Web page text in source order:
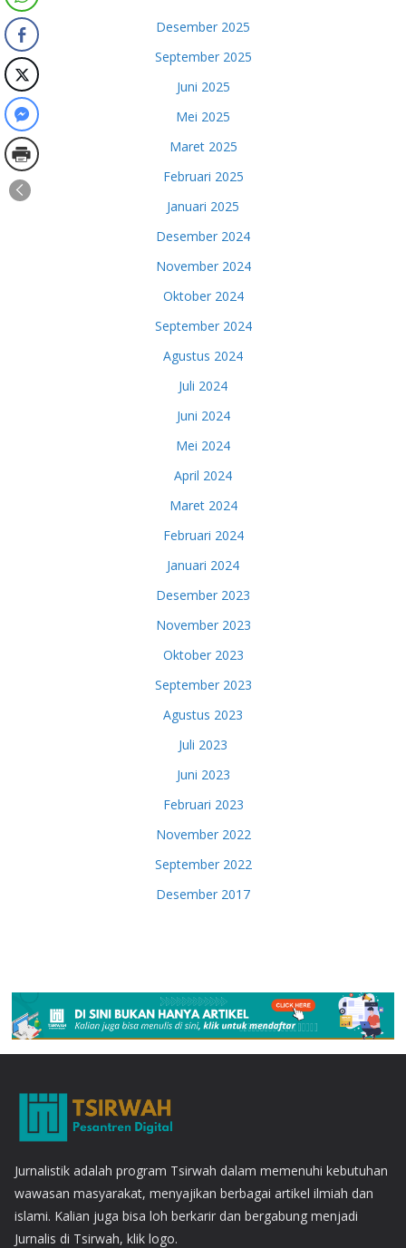
Desember 2025
September 2025
Juni 2025
Mei 2025
Maret 2025
Februari 2025
Januari 2025
Desember 2024
November 2024
Oktober 2024
September 2024
Agustus 2024
Juli 2024
Juni 2024
Mei 2024
April 2024
Maret 2024
Februari 2024
Januari 2024
Desember 2023
November 2023
Oktober 2023
September 2023
Agustus 2023
Juli 2023
Juni 2023
Februari 2023
November 2022
September 2022
Desember 2017
Jurnalistik adalah program Tsirwah dalam memenuhi kebutuhan
wawasan masyarakat, menyajikan berbagai artikel ilmiah dan
islami. Kalian juga bisa loh berkarir dan bergabung menjadi
Jurnalis di Tsirwah, klik logo.